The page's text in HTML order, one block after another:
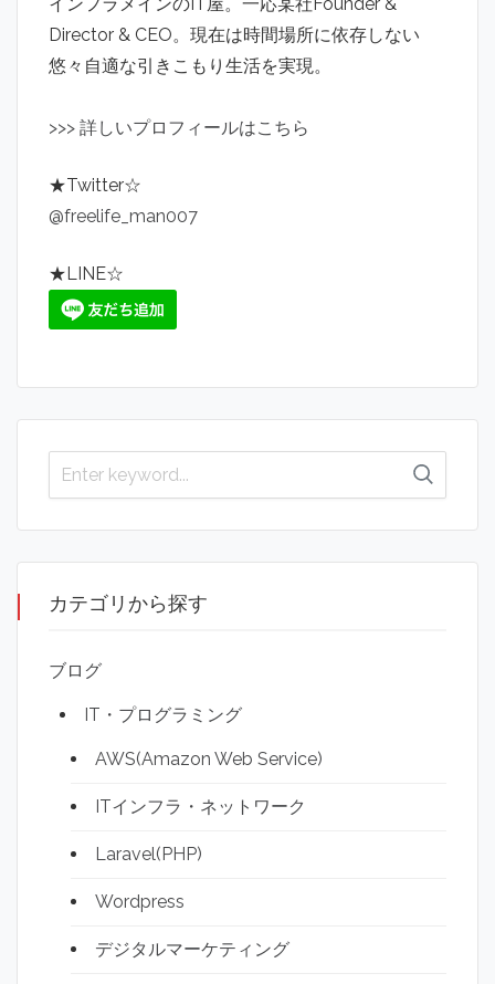
インフラメインのIT屋。一応某社Founder &
Director & CEO。現在は時間場所に依存しない
悠々自適な引きこもり生活を実現。
>>> 詳しいプロフィールはこちら
★Twitter☆
@freelife_man007
★LINE☆
カテゴリから探す
ブログ
IT・プログラミング
AWS(Amazon Web Service)
ITインフラ・ネットワーク
Laravel(PHP)
Wordpress
デジタルマーケティング